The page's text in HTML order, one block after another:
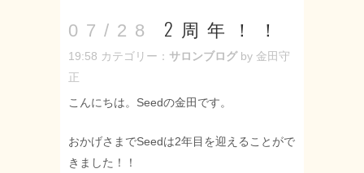
07/28 2周年！！
19:58 カテゴリー： サロンブログ by 金田守
正
こんにちは。Seedの金田です。
おかげさまでSeedは2年目を迎えることがで
きました！！